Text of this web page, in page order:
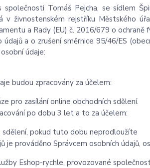
Tomáš Pejcha, se sídlem
v živnostenském rejstříku Městského
a Rady (EU) č. 2016/679 o
a o zrušení směrnice 95/46/ES
údaje:
budou zpracovány za účelem:
pro zasílání online obchodních sdělení.
po dobu 3 let a to zaúčelem:
sdělení, pokud tuto dobu neprodloužíte
je prováděno Správcem osobních
Eshop-rychle, provozované